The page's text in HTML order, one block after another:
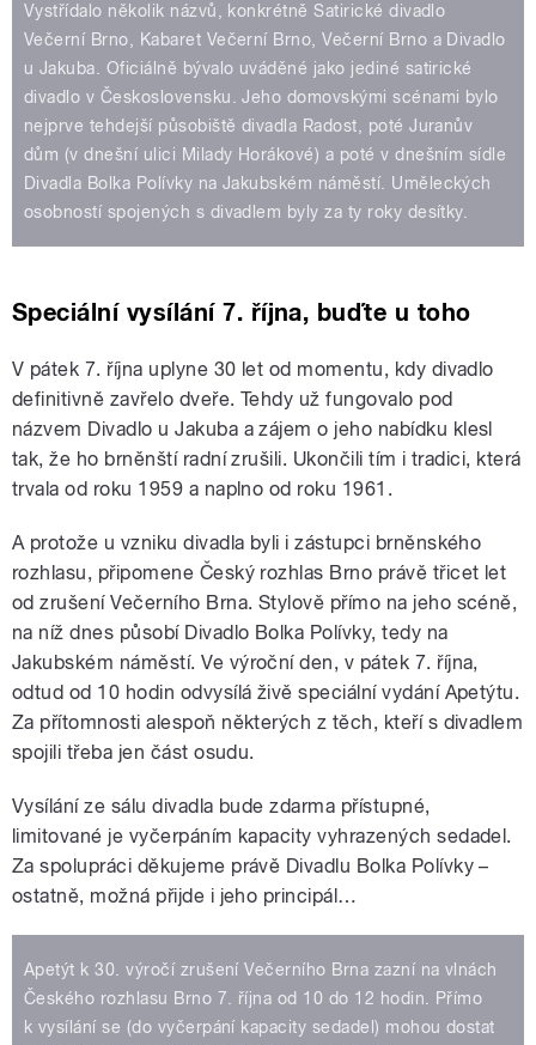
Vystřídalo několik názvů, konkrétně Satirické divadlo
Večerní Brno, Kabaret Večerní Brno, Večerní Brno a Divadlo
u Jakuba. Oficiálně bývalo uváděné jako jediné satirické
divadlo v Československu. Jeho domovskými scénami bylo
nejprve tehdejší působiště divadla Radost, poté Juranův
dům (v dnešní ulici Milady Horákové) a poté v dnešním sídle
Divadla Bolka Polívky na Jakubském náměstí. Uměleckých
osobností spojených s divadlem byly za ty roky desítky.
Speciální vysílání 7. října, buďte u toho
V pátek 7. října uplyne 30 let od momentu, kdy divadlo
definitivně zavřelo dveře. Tehdy už fungovalo pod
názvem Divadlo u Jakuba a zájem o jeho nabídku klesl
tak, že ho brněnští radní zrušili. Ukončili tím i tradici, která
trvala od roku 1959 a naplno od roku 1961.
A protože u vzniku divadla byli i zástupci brněnského
rozhlasu, připomene Český rozhlas Brno právě třicet let
od zrušení Večerního Brna. Stylově přímo na jeho scéně,
na níž dnes působí Divadlo Bolka Polívky, tedy na
Jakubském náměstí. Ve výroční den, v pátek 7. října,
odtud od 10 hodin odvysílá živě speciální vydání Apetýtu.
Za přítomnosti alespoň některých z těch, kteří s divadlem
spojili třeba jen část osudu.
Vysílání ze sálu divadla bude zdarma přístupné,
limitované je vyčerpáním kapacity vyhrazených sedadel.
Za spolupráci děkujeme právě Divadlu Bolka Polívky –
ostatně, možná přijde i jeho principál…
Apetýt k 30. výročí zrušení Večerního Brna zazní na vlnách
Českého rozhlasu Brno 7. října od 10 do 12 hodin. Přímo
k vysílání se (do vyčerpání kapacity sedadel) mohou dostat